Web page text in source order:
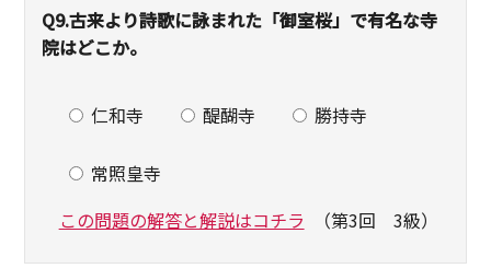
Q9.古来より詩歌に詠まれた「御室桜」で有名な寺
院はどこか。
仁和寺 醍醐寺 勝持寺
常照皇寺
この問題の解答と解説はコチラ （第3回 3級）